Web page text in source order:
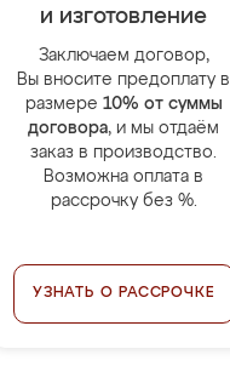
и изготовление
Заключаем договор,
Вы вносите предоплату в
размере 10% от суммы
договора, и мы отдаём
заказ в производство.
Возможна оплата в
рассрочку без %.
УЗНАТЬ О РАССРОЧКЕ